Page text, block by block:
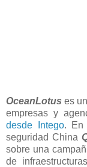
OceanLotus es
empresas y
desde Intego. En
seguridad China
sobre una
de